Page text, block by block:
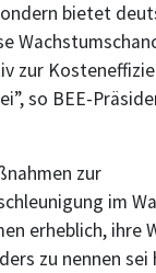
bietet
zur
so BEE-
zur
im
erheblich, ihre
zu nennen